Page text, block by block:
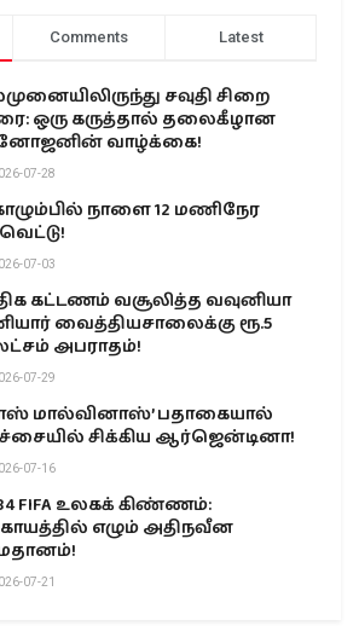
Comments Latest
சவுதி சிறை
ஒரு கருத்தால் தலைகீழான
வாழ்க்கை!
07-28
நாளை 12 மணிநேர
07-03
கட்டணம் வசூலித்த வவுனியா
வைத்தியசாலைக்கு ரூ.5
அபராதம்!
07-29
மால்வினாஸ்’ பதாகையால்
சிக்கிய ஆர்ஜென்டினா!
07-16
FIFA உலகக் கிண்ணம்:
எழும் அதிநவீன
07-21